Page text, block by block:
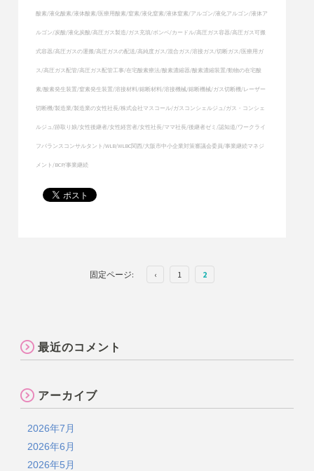
酸素/液化酸素/液体酸素/医療用酸素/窒素/液化窒素/液体窒素/アルゴン/液化アルゴン/液体ア
ルゴン/炭酸/液化炭酸/高圧ガス製造/ガス充填/ボンベ/カードル/高圧ガス容器/高圧ガス可搬
式容器/高圧ガスの運搬/高圧ガスの配送/高純度ガス/混合ガス/溶接ガス/切断ガス/医療用ガ
ス/高圧ガス配管/高圧ガス配管工事/在宅酸素療法/酸素濃縮器/酸素濃縮装置/動物の在宅酸
素/酸素発生装置/窒素発生装置/溶接材料/鎔断材料/溶接機械/鎔断機械/ガス切断機/レーザー
切断機/製造業/製造業の女性社長/株式会社マスコール/ガスコンシェルジュ/ガス・コンシェ
ルジュ/跡取り娘/女性後継者/女性経営者/女性社長/ママ社長/後継者ゼミ/認知道/ワークライ
フバランスコンサルタント/WLB/WLBC関西/大阪市中小企業対策審議会委員/事業継続マネジ
メント/BCP/事業継続
固定ページ: ‹ 1 2
最近のコメント
アーカイブ
2026年7月
2026年6月
2026年5月